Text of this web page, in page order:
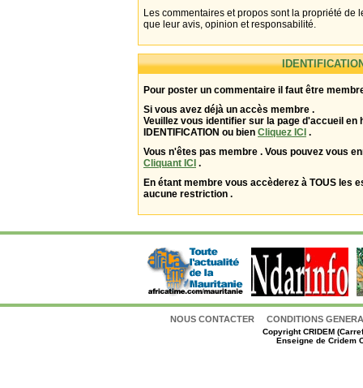
Les commentaires et propos sont la propriété de
que leur avis, opinion et responsabilité.
Pour poster un commentaire il faut être
Si vous avez déjà un accès membre .
Veuillez vous identifier sur la page d'accueil en
IDENTIFICATION ou bien Cliquez ICI .
Vous n'êtes pas membre . Vous pouvez vous
Cliquant ICI .
En étant membre vous accèderez à TOUS les
aucune restriction .
NOUS CONTACTER CONDITIONS
CopyrightCRIDEM
Enseigne de Cridem